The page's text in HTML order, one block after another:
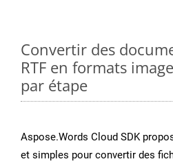
Convertir des
RTF en formats
par étape
Aspose.Words Cloud SDK
et simples pour convertir des